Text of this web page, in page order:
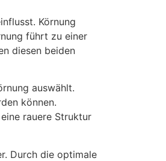
Körnung
führt zu einer
diesen beiden
auswählt.
können.
rauere Struktur
Durch die optimale